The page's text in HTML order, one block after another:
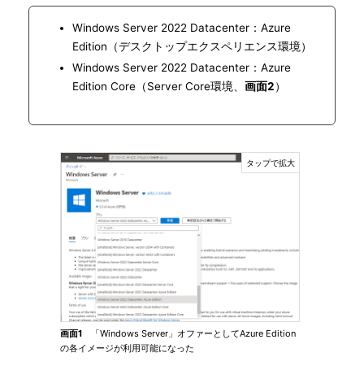
Windows Server 2022 Datacenter：Azure
Edition（デスクトップエクスペリエンス環境）
Windows Server 2022 Datacenter：Azure
Edition Core（Server Core環境、 画面2）
画面1 「Windows Server」オファーとしてAzure Edition
の各イメージが利用可能になった